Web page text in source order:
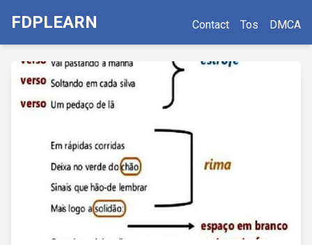
FDPLEARN Contact Tos DMCA